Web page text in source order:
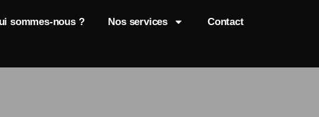
sommes-nous ? Nos services Contact